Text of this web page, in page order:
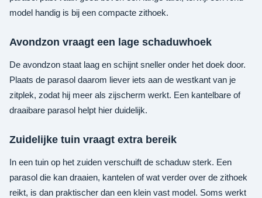
model handig is bij een compacte zithoek.
Avondzon vraagt een lage schaduwhoek
De avondzon staat laag en schijnt sneller onder het doek door.
Plaats de parasol daarom liever iets aan de westkant van je
zitplek, zodat hij meer als zijscherm werkt. Een kantelbare of
draaibare parasol helpt hier duidelijk.
Zuidelijke tuin vraagt extra bereik
In een tuin op het zuiden verschuift de schaduw sterk. Een
parasol die kan draaien, kantelen of wat verder over de zithoek
reikt, is dan praktischer dan een klein vast model. Soms werkt